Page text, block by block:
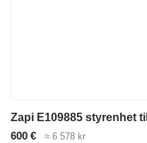
Zapi E109885 styrenhet
600 €
≈ 6 578 kr